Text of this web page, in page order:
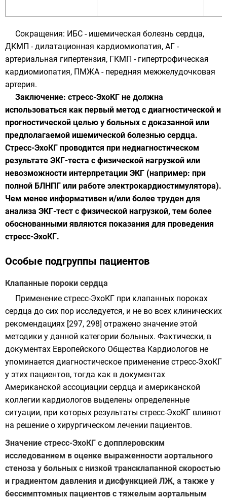
Сокращения: ИБС - ишемическая болезнь сердца,
ДКМП - дилатационная кардиомиопатия, АГ -
артериальная гипертензия, ГКМП - гипертрофическая
кардиомиопатия, ПМЖА - передняя межжелудочковая
артерия.
​Заключение: стресс-ЭхоКГ не должна
использоваться как первый метод с диагностической и
прогностической целью у больных с доказанной или
предполагаемой ишемической болезнью сердца.
Стресс-ЭхоКГ проводится при недиагностическом
результате ЭКГ-теста с физической нагрузкой или
невозможности интерпретации ЭКГ (например: при
полной БЛНПГ или работе электрокардиостимулятора).
Чем менее информативен и/или более труден для
анализа ЭКГ-тест с физической нагрузкой, тем более
обоснованными являются показания для проведения
стресс-ЭхоКГ.
Особые подгруппы пациентов
Клапанные пороки сердца
Применение стресс-ЭхоКГ при клапанных пороках
сердца до сих пор исследуется, и не во всех клинических
рекомендациях [297, 298] отражено значение этой
методики у данной категории больных. Фактически, в
документах Европейского Общества Кардиологов не
упоминается диагностическое применение стресс-ЭхоКГ
у этих пациентов, тогда как в документах
Американской ассоциации сердца и американской
коллегии кардиологов выделены определенные
ситуации, при которых результаты стресс-ЭхоКГ влияют
на решение о хирургическом лечении пациентов.
Значение стресс-ЭхоКГ с допплеровским
исследованием в оценке выраженности аортального
стеноза у больных с низкой трансклапанной скоростью
и градиентом давления и дисфункцией ЛЖ, а также у
бессимптомных пациентов с тяжелым аортальным